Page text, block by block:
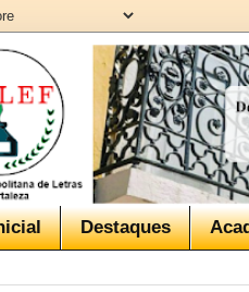
Destaques